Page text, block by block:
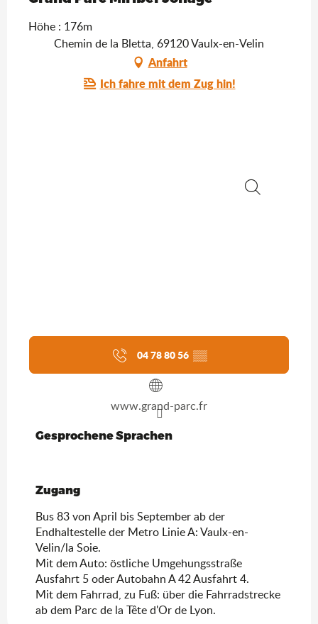
Höhe : 176m
Chemin de la Bletta, 69120 Vaulx-en-Velin
Anfahrt
Ich fahre mit dem Zug hin!
04 78 80 56 ▒▒
www.grand-parc.fr
Gesprochene Sprachen
Gesprochene Sprachen
Zugang
Zugang
Bus 83 von April bis September ab der
Endhaltestelle der Metro Linie A: Vaulx-en-
Velin/la Soie.
Mit dem Auto: östliche Umgehungsstraße
Ausfahrt 5 oder Autobahn A 42 Ausfahrt 4.
Mit dem Fahrrad, zu Fuß: über die Fahrradstrecke
ab dem Parc de la Tête d'Or de Lyon.